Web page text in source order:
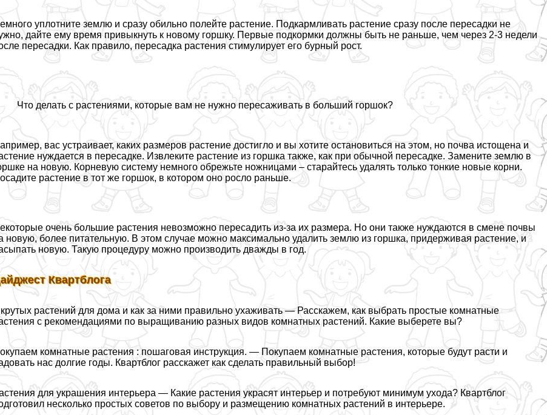
уплотните землю и сразу обильно полейте растение. Подкармливать растение сразу после пересадки не
дайте ему время привыкнуть к новому горшку. Первые подкормки должны быть не раньше, чем через 2-3 недели
пересадки. Как правило, пересадка растения стимулирует его бурный рост.
Что делать с растениями, которые вам не нужно пересаживать в больший горшок?
вас устраивает, каких размеров растение достигло и вы хотите остановиться на этом, но почва истощена и
нуждается в пересадке. Извлеките растение из горшка также, как при обычной пересадке. Замените землю в
на новую. Корневую систему немного обрежьте ножницами – старайтесь удалять только тонкие новые корни.
растение в тот же горшок, в котором оно росло раньше.
очень большие растения невозможно пересадить из-за их размера. Но они также нуждаются в смене почвы
новую, более питательную. В этом случае можно максимально удалить землю из горшка, придерживая растение, и
новую. Такую процедуру можно производить дважды в год.
Квартблога
растений для дома и как за ними правильно ухаживать — Расскажем, как выбрать простые комнатные
с рекомендациями по выращиванию разных видов комнатных растений. Какие выберете вы?
комнатные растения : пошаговая инструкция. — Покупаем комнатные растения, которые будут расти и
нас долгие годы. Квартблог расскажет как сделать правильный выбор!
для украшения интерьера — Какие растения украсят интерьер и потребуют минимум ухода? Квартблог
несколько простых советов по выбору и размещению комнатных растений в интерьере.